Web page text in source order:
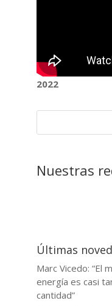
2022
Nuestras
Últimas
Marc Vicedo: “El
energía es casi
cantidad”